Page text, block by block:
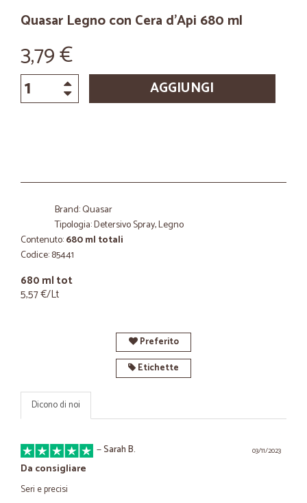
Quasar Legno con Cera d'Api 680 ml
3,79 €
AGGIUNGI
Brand: Quasar
Tipologia: Detersivo Spray, Legno
Contenuto:680 ml totali
Codice: 85441
680 ml tot
5,57 €/Lt
Preferito
Etichette
Dicono di noi
03/11/2023
—Sarah B.
Da consigliare
Seri e precisi